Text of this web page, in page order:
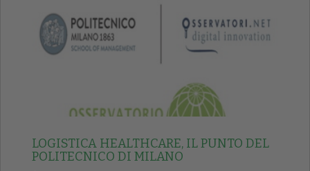
LOGISTICA HEALTHCARE, IL PUNTO DEL
POLITECNICO DI MILANO